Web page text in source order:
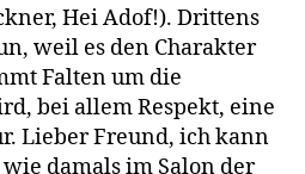
Hei Adof!). Drittens
weil es den Charakter
Falten um die
bei allem Respekt, eine
Lieber Freund, ich kann
damals im Salon der